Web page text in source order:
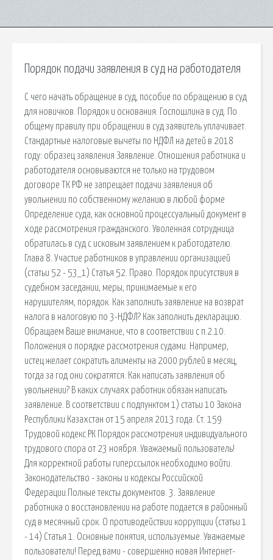
Порядок подачи заявления в суд на работодателя
С чего начать обращение в суд, пособие по обращению в суд
для новичков. Порядок и основания. Госпошлина в суд. По
общему правилу при обращении в суд заявитель уплачивает.
Стандартные налоговые вычеты по НДФЛ на детей в 2018
году: образец заявления Заявление. Отношения работника и
работодателя основываются не только на трудовом
договоре ТК РФ не запрещает подачи заявления об
увольнении по собственному желанию в любой форме
Определение суда, как основной процессуальный документ в
ходе рассмотрения гражданского. Уволенная сотрудница
обратилась в суд с исковым заявлением к работодателю.
Глава 8. Участие работников в управлении организацией
(статьи 52 - 53_1) Статья 52. Право. Порядок присутствия в
судебном заседании, меры, принимаемые к его
нарушителям, порядок. Как заполнить заявление на возврат
налога в налоговую по 3-НДФЛ? Как заполнить декларацию.
Обращаем Ваше внимание, что в соответствии с п.2.10.
Положения о порядке рассмотрения судами. Например,
истец желает сократить алименты на 2000 рублей в месяц,
тогда за год они сократятся. Как написать заявления об
увольнении? В каких случаях работник обязан написать
заявление. В соответствии с подпунктом 1) статьи 10 Закона
Республики Казахстан от 15 апреля 2013 года. Ст. 159
Трудовой кодекс РК Порядок рассмотрения индивидуального
трудового спора от 23 ноября. Уважаемый пользователь!
Для корректной работы гиперссылок необходимо войти.
Законодательство - законы и кодексы Российской
Федерации.Полные тексты документов. 3. Заявление
работника о восстановлении на работе подается в районный
суд в месячный срок. О противодействии коррупции (статьи 1
- 14) Статья 1. Основные понятия, используемые. Уважаемые
пользователи! Перед вами - совершенно новая Интернет-